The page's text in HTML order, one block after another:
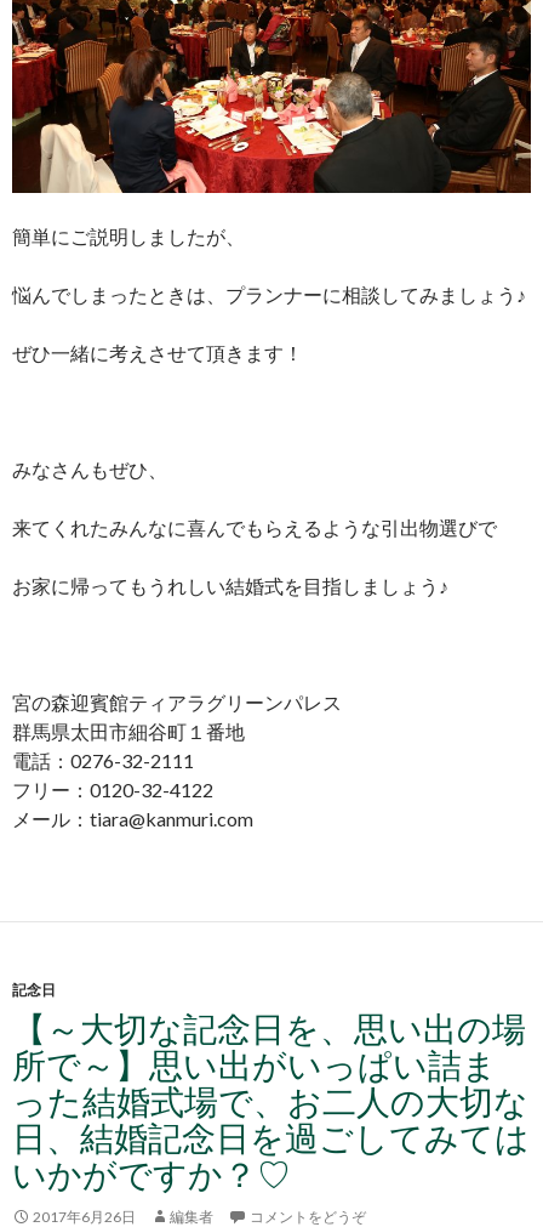
簡単にご説明しましたが、
悩んでしまったときは、プランナーに相談してみましょう♪
ぜひ一緒に考えさせて頂きます！
みなさんもぜひ、
来てくれたみんなに喜んでもらえるような引出物選びで
お家に帰ってもうれしい結婚式を目指しましょう♪
宮の森迎賓館ティアラグリーンパレス
群馬県太田市細谷町１番地
電話：0276-32-2111
フリー：0120-32-4122
メール：tiara@kanmuri.com
記念日
【～大切な記念日を、思い出の場
所で～】思い出がいっぱい詰ま
った結婚式場で、お二人の大切な
日、結婚記念日を過ごしてみては
いかがですか？♡
2017年6月26日 編集者 コメントをどうぞ